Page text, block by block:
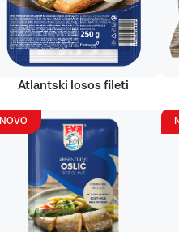
Atlantski losos fileti
NOVO